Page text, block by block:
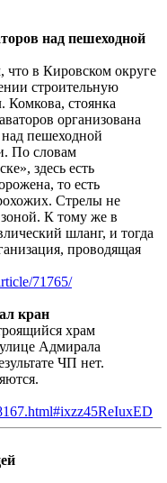
над пешеходной
что в Кировском округе
строительную
Комкова, стоянка
организована
пешеходной
По словам
здесь есть
то есть
Стрелы не
К тому же в
шланг, и тогда
проводящая
71765/
кран
храм
Адмирала
ЧП нет.